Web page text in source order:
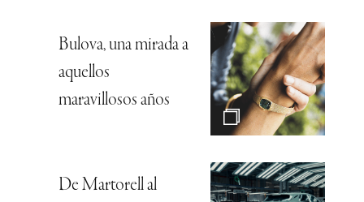
Bulova, una mirada a
aquellos
maravillosos años
De Martorell al